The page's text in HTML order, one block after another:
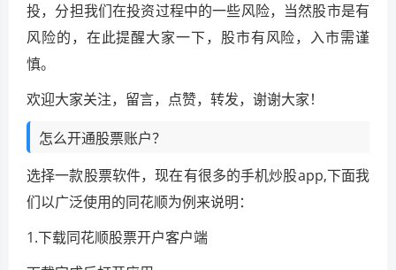
投，分担我们在投资过程中的一些风险，当然股市是有
风险的，在此提醒大家一下，股市有风险，入市需谨
慎。
欢迎大家关注，留言，点赞，转发，谢谢大家！
怎么开通股票账户？
选择一款股票软件，现在有很多的手机炒股app,下面我
们以广泛使用的同花顺为例来说明：
1.下载同花顺股票开户客户端